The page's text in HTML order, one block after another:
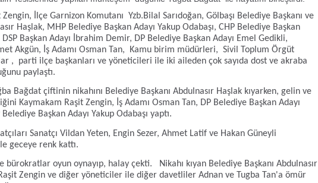
Zengin, İlçe Garnizon Komutanı Yzb.Bilal Sarıdoğan, Gölbaşı Belediye Başkanı ve
Haşlak, MHP Belediye Başkan Adayı Yakup Odabaşı, CHP Belediye Başkan
Başkan Adayı İbrahim Demir, DP Belediye Başkan Adayı Emel Gedikli,
Akgün, İş Adamı Osman Tan,
Kamu birim müdürleri, Sivil Toplum Örgüt
,
parti ilçe başkanları ve yöneticileri ile iki aileden çok sayıda dost ve akraba
paylaştı.
Bağdat çiftinin nikahını Belediye Başkanı Abdulnasır Haşlak kıyarken, gelin ve
Kaymakam Raşit Zengin, İş Adamı Osman Tan, DP Belediye Başkan Adayı
Başkan Adayı Yakup Odabaşı yaptı.
Sanatçı Vildan Yeten, Engin Sezer, Ahmet Latif ve Hakan Güneyli
geceye renk kattı.
bürokratlar oyun oynayıp, halay çekti. Nikahı kıyan Belediye Başkanı Abdulnasır
Zengin ve diğer yöneticiler ile diğer davetliler Adnan ve Tugba Tan'a ömür